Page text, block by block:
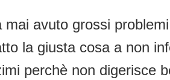
avuto grossi
la giusta cosa a non
perchè non digerisce